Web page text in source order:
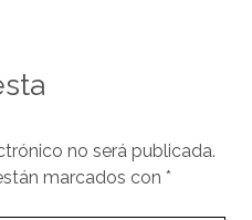
no será publicada.
marcados con *